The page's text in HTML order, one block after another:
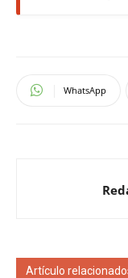
WhatsApp
Artículo